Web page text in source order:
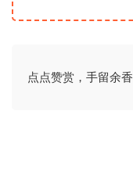
点点赞赏，手留余香